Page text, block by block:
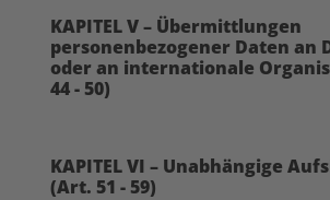
KAPITEL V – Übermittlungen
personenbezogener Daten an
oder an internationale
44 - 50)
KAPITEL VI – Unabhängige
(Art. 51 - 59)